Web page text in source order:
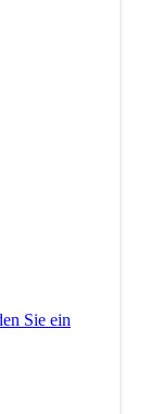
Sie ein